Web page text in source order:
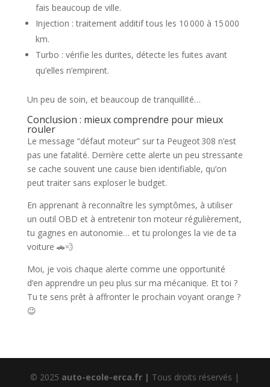
fais beaucoup de ville.
Injection : traitement additif tous les 10 000 à 15 000
km.
Turbo : vérifie les durites, détecte les fuites avant
qu’elles n’empirent.
Un peu de soin, et beaucoup de tranquillité…
Conclusion : mieux comprendre pour mieux
rouler
Le message “défaut moteur” sur ta Peugeot 308 n’est
pas une fatalité. Derrière cette alerte un peu stressante
se cache souvent une cause bien identifiable, qu’on
peut traiter sans exploser le budget.
En apprenant à reconnaître les symptômes, à utiliser
un outil OBD et à entretenir ton moteur régulièrement,
tu gagnes en autonomie… et tu prolonges la vie de ta
voiture 🚗💨
Moi, je vois chaque alerte comme une opportunité
d’en apprendre un peu plus sur ma mécanique. Et toi ?
Tu te sens prêt à affronter le prochain voyant orange ?
😉
© 2025 auto-ecole-erca.fr | Tous droits réservés |